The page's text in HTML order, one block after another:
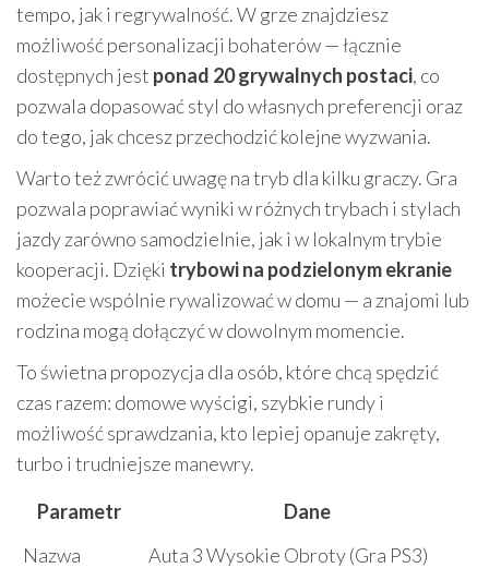
tempo, jak i regrywalność. W grze znajdziesz
możliwość personalizacji bohaterów — łącznie
dostępnych jest ponad 20 grywalnych postaci, co
pozwala dopasować styl do własnych preferencji oraz
do tego, jak chcesz przechodzić kolejne wyzwania.
Warto też zwrócić uwagę na tryb dla kilku graczy. Gra
pozwala poprawiać wyniki w różnych trybach i stylach
jazdy zarówno samodzielnie, jak i w lokalnym trybie
kooperacji. Dzięki trybowi na podzielonym ekranie
możecie wspólnie rywalizować w domu — a znajomi lub
rodzina mogą dołączyć w dowolnym momencie.
To świetna propozycja dla osób, które chcą spędzić
czas razem: domowe wyścigi, szybkie rundy i
możliwość sprawdzania, kto lepiej opanuje zakręty,
turbo i trudniejsze manewry.
Parametr
Dane
Nazwa
Auta 3 Wysokie Obroty (Gra PS3)